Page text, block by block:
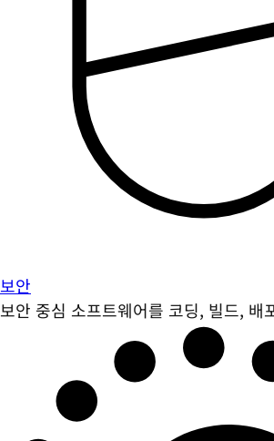
보안
보안 중심 소프트웨어를 코딩, 빌드, 배